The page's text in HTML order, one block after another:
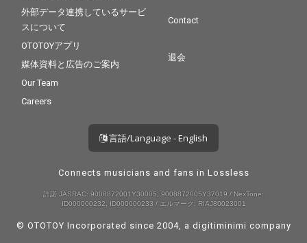
外部データ連携しているサービ
スについて
OTOTOYアプリ
媒体資料と広告のご案内
Our Team
Careers
Contact
退会
言語/Language - English
Connects musicians and fans in Lossless
許諾 JASRAC: 9008872001Y30005, 9008872005Y37019 / NexTone:
ID000000232, ID000000233 / エルマーク: RIAJ80023001
© OTOTOY Incorporated since 2004, a digitiminimi company